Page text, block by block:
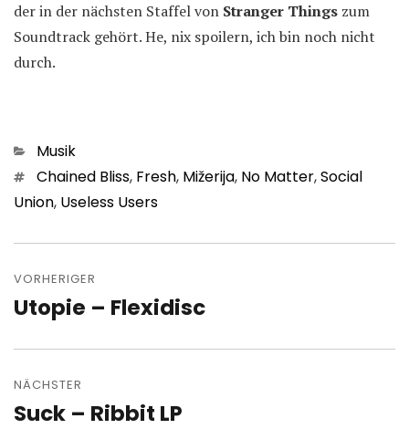
der in der nächsten Staffel von Stranger Things zum
Soundtrack gehört. He, nix spoilern, ich bin noch nicht
durch.
Kategorien
Musik
Schlagwörter
Chained Bliss, Fresh, Mižerija, No Matter,Social
Union, Useless Users
VORHERIGER
Vorheriger
Utopie – Flexidisc
NÄCHSTER
Nächster
Suck – Ribbit LP